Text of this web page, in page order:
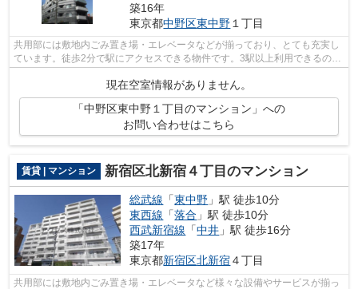
築16年
東京都中野区東中野 １丁目
共用部には敷地内ごみ置き場・エレベータなどが揃っており、とても充実し
ています。徒歩2分で駅にアクセスできる物件です。3駅以上利用できるので
電車をよく使う方におすすめな物件で...
現在空室情報がありません。
「中野区東中野１丁目のマンション」への
お問い合わせはこちら
賃貸 | マンション 新宿区北新宿４丁目のマンション
総武線 「東中野 」駅 徒歩10分
東西線 「落合 」駅 徒歩10分
西武新宿線 「中井 」駅 徒歩16分
築17年
東京都新宿区北新宿４丁目
共用部には敷地内ごみ置き場・エレベータなど様々な設備やサービスが揃っ